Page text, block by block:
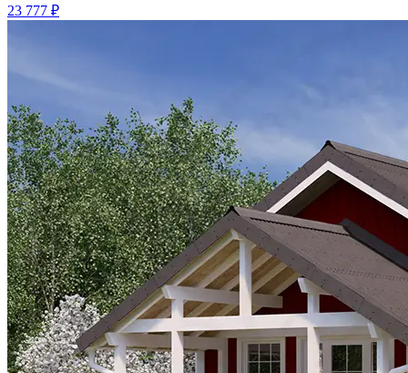
23 777 ₽